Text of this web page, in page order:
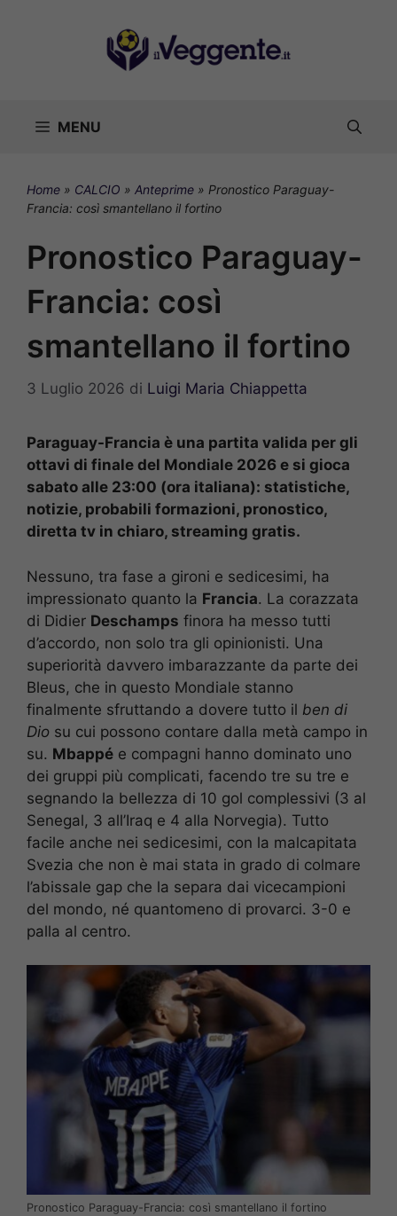
MENU
Home » CALCIO » Anteprime » Pronostico Paraguay-
Francia: così smantellano il fortino
Pronostico Paraguay-
Francia: così
smantellano il fortino
3 Luglio 2026 di Luigi Maria Chiappetta
Paraguay-Francia è una partita valida per gli
ottavi di finale del Mondiale 2026 e si gioca
sabato alle 23:00 (ora italiana): statistiche,
notizie, probabili formazioni, pronostico,
diretta tv in chiaro, streaming gratis.
Nessuno, tra fase a gironi e sedicesimi, ha
impressionato quanto la Francia. La corazzata
di Didier Deschamps finora ha messo tutti
d’accordo, non solo tra gli opinionisti. Una
superiorità davvero imbarazzante da parte dei
Bleus, che in questo Mondiale stanno
finalmente sfruttando a dovere tutto il ben di
Dio su cui possono contare dalla metà campo in
su. Mbappé e compagni hanno dominato uno
dei gruppi più complicati, facendo tre su tre e
segnando la bellezza di 10 gol complessivi (3 al
Senegal, 3 all’Iraq e 4 alla Norvegia). Tutto
facile anche nei sedicesimi, con la malcapitata
Svezia che non è mai stata in grado di colmare
l’abissale gap che la separa dai vicecampioni
del mondo, né quantomeno di provarci. 3-0 e
palla al centro.
Pronostico Paraguay-Francia: così smantellano il fortino